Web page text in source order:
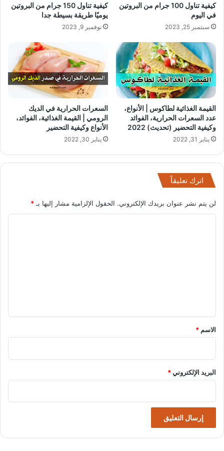
كيفية تناول 100 جرام من البروتين
في اليوم
سبتمبر 25, 2023
كيفية تناول 150 جرام من البروتين
يوميًا طريقة بسيطة جدا
نوفمبر 9, 2023
القيمة الغذائية لطاكوس | الأنواع،
عدد السعرات الحرارية، الفوائد
وكيفية التحضير (تحديث) 2022
يناير 31, 2022
السعرات الحرارية في الديك
الرومي | القيمة الغذائية، الفوائد،
الأنواع وكيفية التحضير
يناير 30, 2022
اترك تعليقاً
لن يتم نشر عنوان بريدك الإلكتروني. الحقول الإلزامية مشار إليها بـ*
*
الاسم *
البريد الإلكتروني*